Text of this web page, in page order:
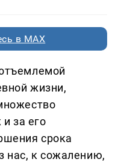
в MAX
жизни,
за его
срока
нас, к сожалению,